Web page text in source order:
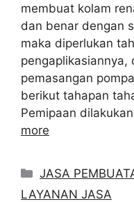
membuat kolam
dan benar dengan
maka diperlukan
pengaplikasiannya,
pemasangan
berikut tahapan
Pemipaan
more
Categories
JASA
LAYANAN JASA